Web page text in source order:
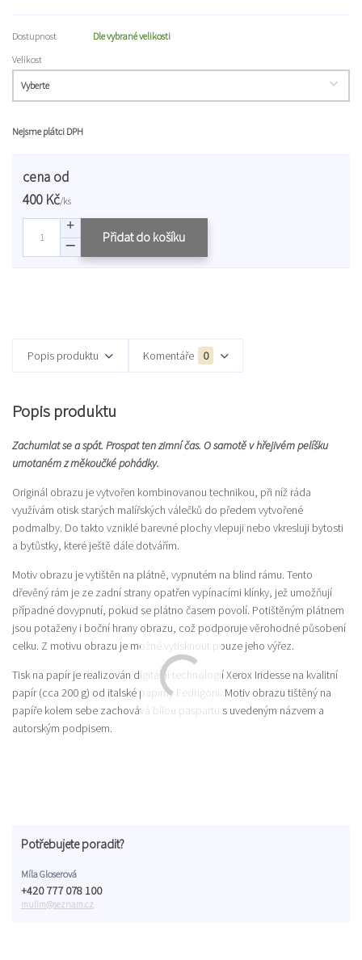
Dostupnost
Dle vybrané velikosti
Velikost
Nejsme plátci DPH
cena od
400 Kč/ks
Přidat do košíku
Popis produktu Komentáře 0
Popis produktu
Zachumlat se a spát. Prospat ten zimní čas. O samotě v hřejivém pelíšku
umotaném z měkoučké pohádky.
Originál obrazu je vytvořen kombinovanou technikou, při níž ráda
využívám otisk starých malířských válečků do předem vytvořené
podmalby. Do takto vzniklé barevné plochy vlepuji nebo vkresluji bytosti
a bytůstky, které ještě dále dotvářím.
Motiv obrazu je vytištěn na plátně, vypnutém na blind rámu. Tento
dřevěný rám je ze zadní strany opatřen vypínacími klínky, jež umožňují
případné dovypnutí, pokud se plátno časem povolí. Potištěným plátnem
jsou potaženy i boční hrany obrazu, což podporuje věrohodné působení
celku. Z motivu obrazu je možné vytisknout pouze jeho výřez.
Tisk na papír je realizován digitální technologií Xerox Iridesse na kvalitní
papír (cca 200 g) od italské papírny Fedrigoni. Motiv obrazu tištěný na
papíře kolem sebe zachovává bílou paspartu s uvedeným názvem a
autorským podpisem.
Potřebujete poradit?
Míla Gloserová
+420 777 078 100
mulim@seznam.cz